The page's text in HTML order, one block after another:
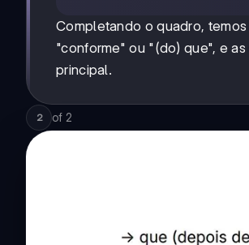
Completando o quadro,
"conforme" ou "(do) que", e
principal.
2 of 2